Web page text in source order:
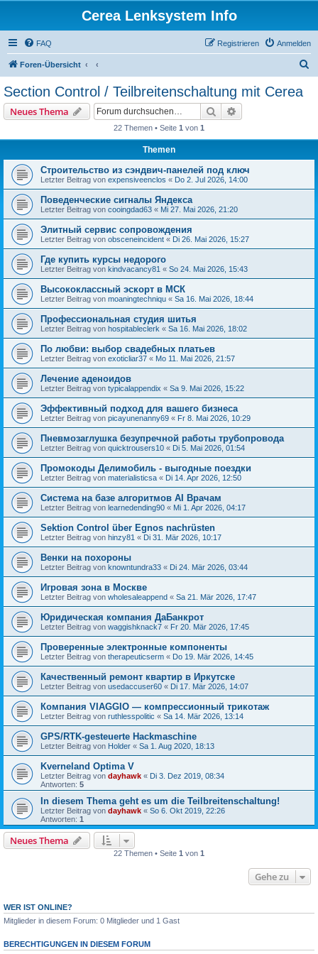
Cerea Lenksystem Info
FAQ Anmelden
Registrieren
Foren-Übersicht
Section Control / Teilbreitenschaltung mit Cerea
Neues Thema Suche
22 Themen • Seite 1 von 1
Themen
Строительство из сэндвич-панелей под ключ
Letzter Beitrag von expensiveenclos « Do 2. Jul 2026, 14:00
Поведенческие сигналы Яндекса
Letzter Beitrag von cooingdad63 « Mi 27. Mai 2026, 21:20
Элитный сервис сопровождения
Letzter Beitrag von obsceneincident « Di 26. Mai 2026, 15:27
Где купить курсы недорого
Letzter Beitrag von kindvacancy81 « So 24. Mai 2026, 15:43
Высококлассный эскорт в МСК
Letzter Beitrag von moaningtechniqu « Sa 16. Mai 2026, 18:44
Профессиональная студия шитья
Letzter Beitrag von hospitableclerk « Sa 16. Mai 2026, 18:02
По любви: выбор свадебных платьев
Letzter Beitrag von exoticliar37 « Mo 11. Mai 2026, 21:57
Лечение аденоидов
Letzter Beitrag von typicalappendix « Sa 9. Mai 2026, 15:22
Эффективный подход для вашего бизнеса
Letzter Beitrag von picayunenanny69 « Fr 8. Mai 2026, 10:29
Пневмозаглушка безупречной работы трубопровода
Letzter Beitrag von quicktrousers10 « Di 5. Mai 2026, 01:54
Промокоды Делимобиль - выгодные поездки
Letzter Beitrag von materialisticsa « Di 14. Apr 2026, 12:50
Система на базе алгоритмов AI Врачам
Letzter Beitrag von learnedending90 « Mi 1. Apr 2026, 04:17
Sektion Control über Egnos nachrüsten
Letzter Beitrag von hinzy81 « Di 31. Mär 2026, 10:17
Венки на похороны
Letzter Beitrag von knowntundra33 « Di 24. Mär 2026, 03:44
Игровая зона в Москве
Letzter Beitrag von wholesaleappend « Sa 21. Mär 2026, 17:47
Юридическая компания ДаБанкрот
Letzter Beitrag von waggishknack7 « Fr 20. Mär 2026, 17:45
Проверенные электронные компоненты
Letzter Beitrag von therapeuticserm « Do 19. Mär 2026, 14:45
Качественный ремонт квартир в Иркутске
Letzter Beitrag von usedaccuser60 « Di 17. Mär 2026, 14:07
Компания VIAGGIO — компрессионный трикотаж
Letzter Beitrag von ruthlesspolitic « Sa 14. Mär 2026, 13:14
GPS/RTK-gesteuerte Hackmaschine
Letzter Beitrag von Holder « Sa 1. Aug 2020, 18:13
Kverneland Optima V
Letzter Beitrag von dayhawk « Di 3. Dez 2019, 08:34
Antworten: 5
In diesem Thema geht es um die Teilbreitenschaltung!
Letzter Beitrag von dayhawk « So 6. Okt 2019, 22:26
Antworten: 1
Neues Thema
22 Themen • Seite 1 von 1
Gehe zu
WER IST ONLINE?
Mitglieder in diesem Forum: 0 Mitglieder und 1 Gast
BERECHTIGUNGEN IN DIESEM FORUM